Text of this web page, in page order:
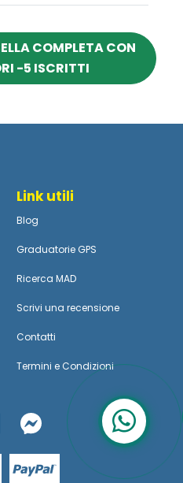
COMPLETA CON
-5 ISCRITTI
Link utili
Blog
Graduatorie GPS
Ricerca MAD
Scrivi una recensione
Contatti
Termini e Condizioni